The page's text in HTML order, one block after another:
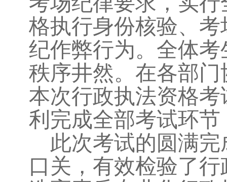
格执行身份核验、
纪作弊行为。全体
秩序井然。在各部
本次行政执法资格
利完成全部考试环
此次考试的圆满
口关，有效检验了